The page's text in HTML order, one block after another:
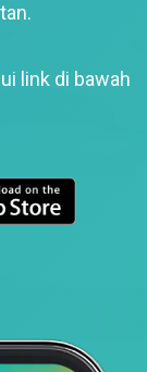
link di bawah